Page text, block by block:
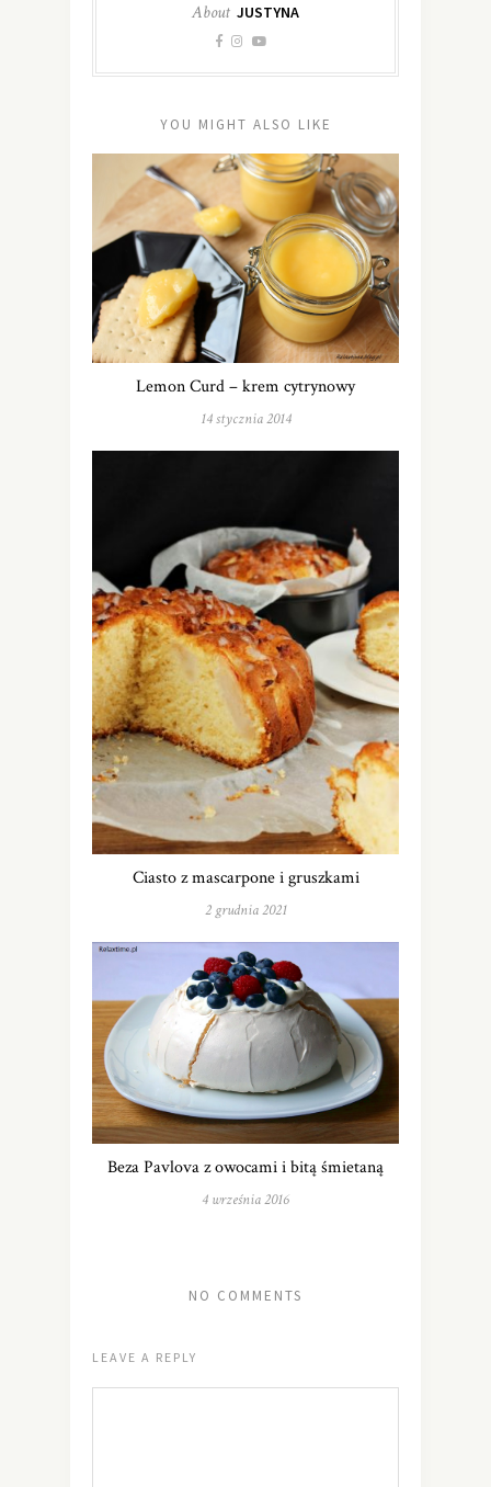
About JUSTYNA
YOU MIGHT ALSO LIKE
Lemon Curd – krem cytrynowy
14 stycznia 2014
Ciasto z mascarpone i gruszkami
2 grudnia 2021
Beza Pavlova z owocami i bitą śmietaną
4 września 2016
NO COMMENTS
LEAVE A REPLY